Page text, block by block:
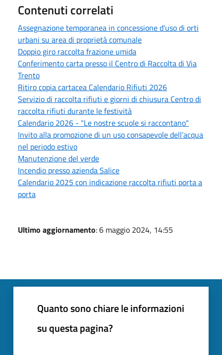
Contenuti correlati
Assegnazione temporanea in concessione d'uso di orti
urbani su area di proprietà comunale
Doppio giro raccolta frazione umida
Conferimento carta presso il Centro di Raccolta di Via
Trento
Ritiro copia cartacea Calendario Rifiuti 2026
Servizio di raccolta rifiuti e giorni di chiusura Centro di
raccolta rifiuti durante le festività
Calendario 2026 - "Le nostre scuole si raccontano"
Invito alla promozione di un uso consapevole dell’acqua
nel periodo estivo
Manutenzione del verde
Incendio presso azienda Salice
Calendario 2025 con indicazione raccolta rifiuti porta a
porta
Ultimo aggiornamento: 6 maggio 2024, 14:55
Quanto sono chiare le informazioni
su questa pagina?